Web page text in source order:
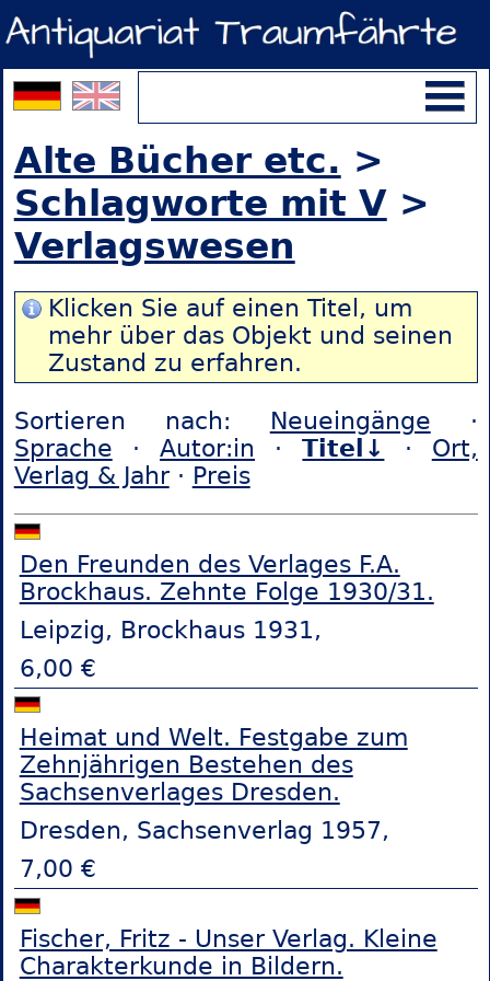
Alte Bücher etc. >
Schlagworte mit V>
Verlagswesen
Klicken Sie auf einen Titel, um
mehr über das Objekt und seinen
Zustand zu erfahren.
Sortieren nach: Neueingänge ·
Sprache ·Autor:in ·Titel↓ · Ort,
Verlag & Jahr· Preis
Den Freunden des Verlages F.A.
Brockhaus. Zehnte Folge 1930/31.
Leipzig, Brockhaus 1931,
6,00 €
Heimat und Welt. Festgabe zum
Zehnjährigen Bestehen des
Sachsenverlages Dresden.
Dresden, Sachsenverlag 1957,
7,00 €
Fischer, Fritz - Unser Verlag. Kleine
Charakterkunde in Bildern.